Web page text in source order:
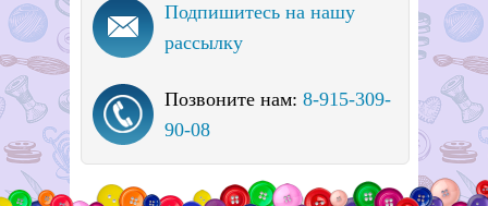
Подпишитесь на нашу
рассылку
Позвоните нам: 8-915-309-
90-08